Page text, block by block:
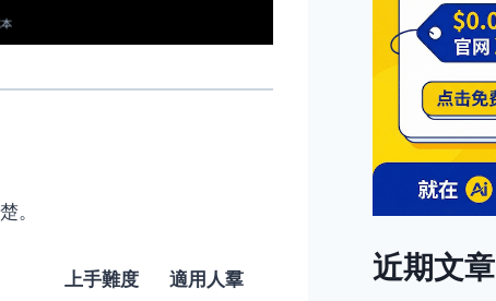
。
上手難度
適用人羣
近期文章